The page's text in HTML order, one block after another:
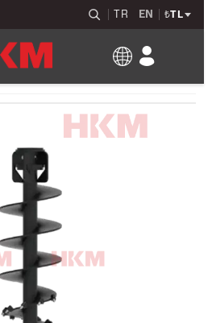
TR EN ₺TL